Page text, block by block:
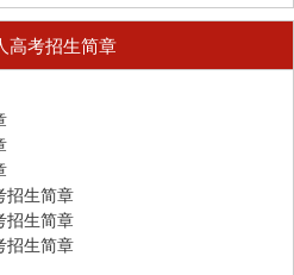
高考招生简章
招生简章
招生简章
招生简章